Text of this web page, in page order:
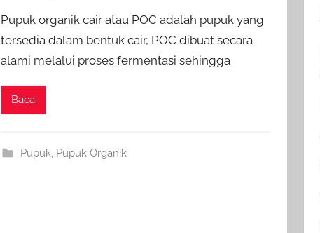
Pupuk organik cair atau POC adalah pupuk yang
tersedia dalam bentuk cair, POC dibuat secara
alami melalui proses fermentasi sehingga
Baca
Pupuk, Pupuk Organik